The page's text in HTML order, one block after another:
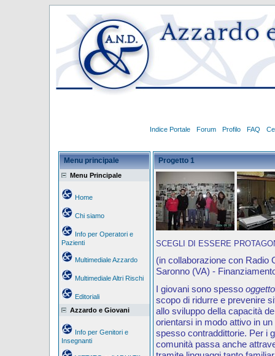
Indice Portale Forum Profilo FAQ
Menu principale
Menu Principale
Home
Chi siamo
Info per Operatori e
Pazienti
Multimediale Azzardo
Multimediale Altri Rischi
Editoriali
Azzardo e Giovani
Info per Genitori e
Insegnanti
Progetto 1
SCEGLI DI ESSERE
(in collaborazione con Radio
Saronno (VA) -
I giovani sono spesso
scopo di ridurre e prevenire
allo sviluppo della capacità
orientarsi in modo attivo in
spesso contraddittorie. Per i
comunità passa anche